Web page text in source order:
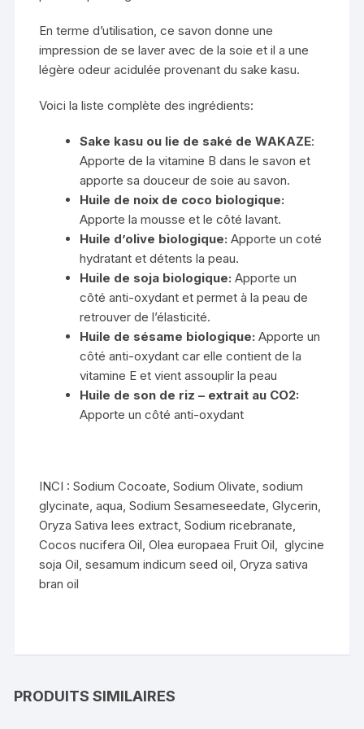
En terme d’utilisation, ce savon donne une
impression de se laver avec de la soie et il a une
légère odeur acidulée provenant du sake kasu.
Voici la liste complète des ingrédients:
Sake kasu ou lie de saké de WAKAZE:
Apporte de la vitamine B dans le savon et
apporte sa douceur de soie au savon.
Huile de noix de coco biologique:
Apporte la mousse et le côté lavant.
Huile d’olive biologique: Apporte un coté
hydratant et détents la peau.
Huile de soja biologique: Apporte un
côté anti-oxydant et permet à la peau de
retrouver de l’élasticité.
Huile de sésame biologique: Apporte un
côté anti-oxydant car elle contient de la
vitamine E et vient assouplir la peau
Huile de son de riz – extrait au CO2:
Apporte un côté anti-oxydant
INCI : Sodium Cocoate, Sodium Olivate, sodium
glycinate, aqua, Sodium Sesameseedate, Glycerin,
Oryza Sativa lees extract, Sodium ricebranate,
Cocos nucifera Oil, Olea europaea Fruit Oil, glycine
soja Oil, sesamum indicum seed oil, Oryza sativa
bran oil
PRODUITS SIMILAIRES